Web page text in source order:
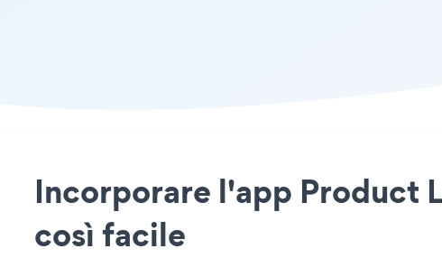
Incorporare l'app Product
così facile